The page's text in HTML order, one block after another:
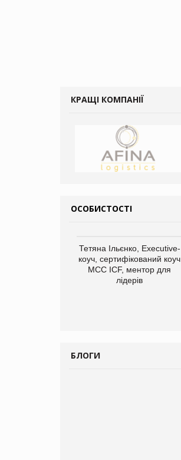
КРАЩІ КОМПАНІЇ
ОСОБИСТОСТІ
Тетяна Ільєнко, Executive-
коуч, сертифікований коуч
МСС ICF, ментор для
лідерів
БЛОГИ